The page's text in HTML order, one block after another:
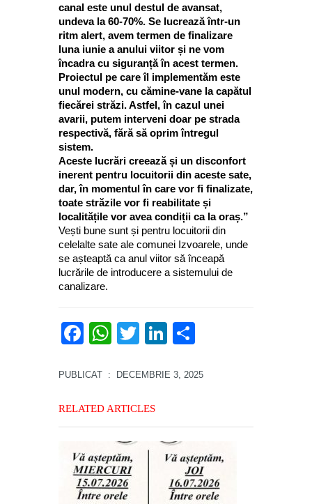
canal este unul destul de avansat,
undeva la 60-70%. Se lucrează într-un
ritm alert, avem termen de finalizare
luna iunie a anului viitor și ne vom
încadra cu siguranță în acest termen.
Proiectul pe care îl implementăm este
unul modern, cu cămine-vane la capătul
fiecărei străzi. Astfel, în cazul unei
avarii, putem interveni doar pe strada
respectivă, fără să oprim întregul
sistem.
Aceste lucrări creează și un disconfort
inerent pentru locuitorii din aceste sate,
dar, în momentul în care vor fi finalizate,
toate străzile vor fi reabilitate și
localitățile vor avea condiții ca la oraș.”
Vești bune sunt și pentru locuitorii din
celelalte sate ale comunei Izvoarele, unde
se așteaptă ca anul viitor să înceapă
lucrările de introducere a sistemului de
canalizare.
Facebook
WhatsApp
TwitterLinkedIn
PUBLICAT : DECEMBRIE 3, 2025
RELATED ARTICLES